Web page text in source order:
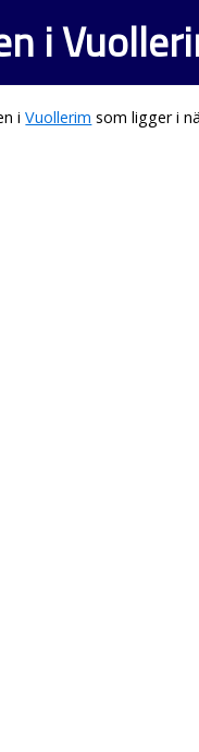
i
iVuollerim som ligger i